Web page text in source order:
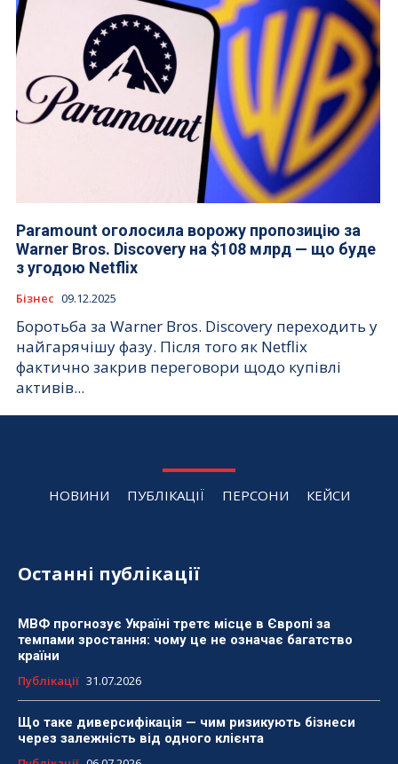
Paramount оголосила ворожу пропозицію за
Warner Bros. Discovery на $108 млрд — що буде
з угодою Netflix
Бізнес 09.12.2025
Боротьба за Warner Bros. Discovery переходить у
найгарячішу фазу. Після того як Netflix
фактично закрив переговори щодо купівлі
активів...
НОВИНИ ПУБЛІКАЦІЇ ПЕРСОНИ КЕЙСИ
Останні публікації
МВФ прогнозує Україні третє місце в Європі за
темпами зростання: чому це не означає багатство
країни
Публікації 31.07.2026
Що таке диверсифікація — чим ризикують бізнеси
через залежність від одного клієнта